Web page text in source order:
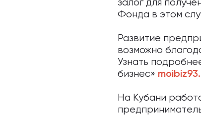
залог для
Фонда в этом
Развитие
возможно
Узнать
бизнес»
На Кубани